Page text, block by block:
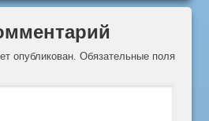
опубликован. Обязательные поля